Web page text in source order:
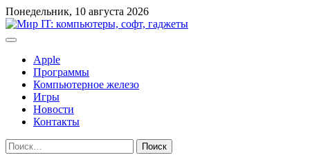
Перейти
к
содержимому
Понедельник, 10 августа 2026
Apple
Программы
Компьютерное железо
Игры
Новости
Контакты
Найти: